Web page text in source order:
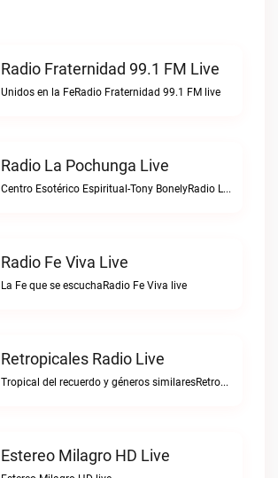
Radio Fraternidad 99.1 FM Live
Unidos en la FeRadio Fraternidad 99.1 FM live
Radio La Pochunga Live
Centro Esotérico Espiritual-Tony BonelyRadio La Pochunga live
Radio Fe Viva Live
La Fe que se escuchaRadio Fe Viva live
Retropicales Radio Live
Tropical del recuerdo y géneros similaresRetropicales Radio live
Estereo Milagro HD Live